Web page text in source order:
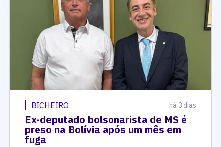
BICHEIRO há 3 dias
Ex-deputado bolsonarista de MS é
preso na Bolívia após um mês em
fuga